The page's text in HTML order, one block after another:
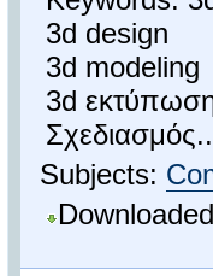
3d design
3d modeling
3d
Subjects: